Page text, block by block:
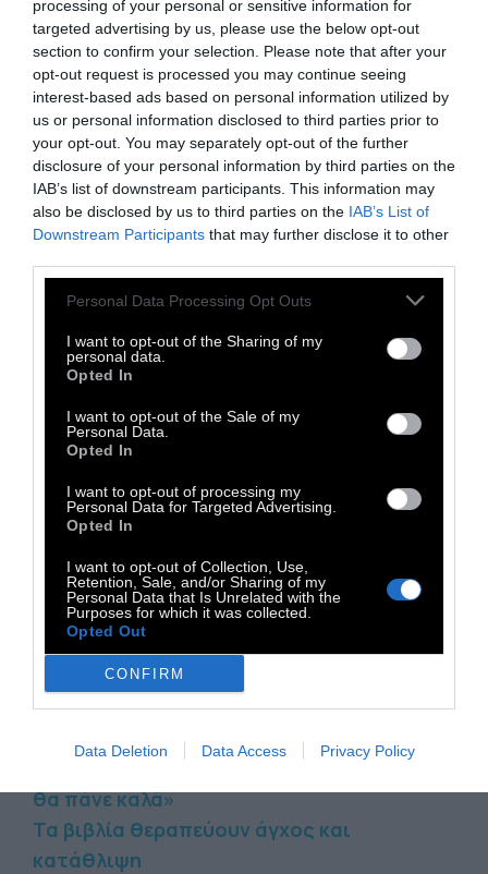
processing of your personal or sensitive information for
targeted advertising by us, please use the below opt-out
section to confirm your selection. Please note that after your
opt-out request is processed you may continue seeing
interest-based ads based on personal information utilized by
us or personal information disclosed to third parties prior to
your opt-out. You may separately opt-out of the further
disclosure of your personal information by third parties on the
IAB’s list of downstream participants. This information may
also be disclosed by us to third parties on the IAB’s List of
Downstream Participants that may further disclose it to other
Personal Data Processing Opt Outs
I want to opt-out of the Sharing of my
personal data.
Opted In
I want to opt-out of the Sale of my
Personal Data.
Opted In
I want to opt-out of processing my
Personal Data for Targeted Advertising.
Opted In
I want to opt-out of Collection, Use,
Retention, Sale, and/or Sharing of my
Personal Data that Is Unrelated with the
Purposes for which it was collected.
Opted Out
CONFIRM
Data Deletion Data Access Privacy Policy
Στη μικρή χώρα των 329.000 κατοίκων η
πλειονότητα των βιβλίων πωλείται από τον
Σεπτέμβριο μέχρι τον Δεκέμβριο και εφόσον
όλα τα νοικοκυριά παραλάβουν τον δωρεάν
ετήσιο κατάλογο με όλες τις νέες
κυκλοφορίες, οι Ισλανδοί κάνουν τις επιλογές
τους. «Δεν είναι απλώς ένας κατάλογος που
παίρνουν όλοι στην πόρτα τους και μετά τον
αγνοούν. Τα βιβλία εδώ συγκεντρώνουν
μεγάλη προσοχή» λέει στο BBC ο Μπαλντούρ
Μπχάρνασον, ερευνητής που έχει μελετήσει
το βιβλιοφιλικό φαινόμενο στην Ισλανδία:
Η χώρα έχει αναλογικά περισσότερους
συγγραφείς, περισσότερα βιβλία που
εκδίδονται, και περισσότερους βιβλιόφιλους
από οποιαδήποτε άλλη στον κόσμο. Ένας
στους 10 Ισλανδούς θα εκδώσει μάλιστα
κάποια στιγμή στην ζωή του ένα βιβλίο.
Διαβάστε επίσης:
Silfra: Αγκαλιάζοντας δύο ηπείρους στην
Οι Ισλανδοί ζουν με τη φιλοσοφία ότι «όλα
θα πάνε καλά»
Τα βιβλία θεραπεύουν άγχος και
κατάθλιψη